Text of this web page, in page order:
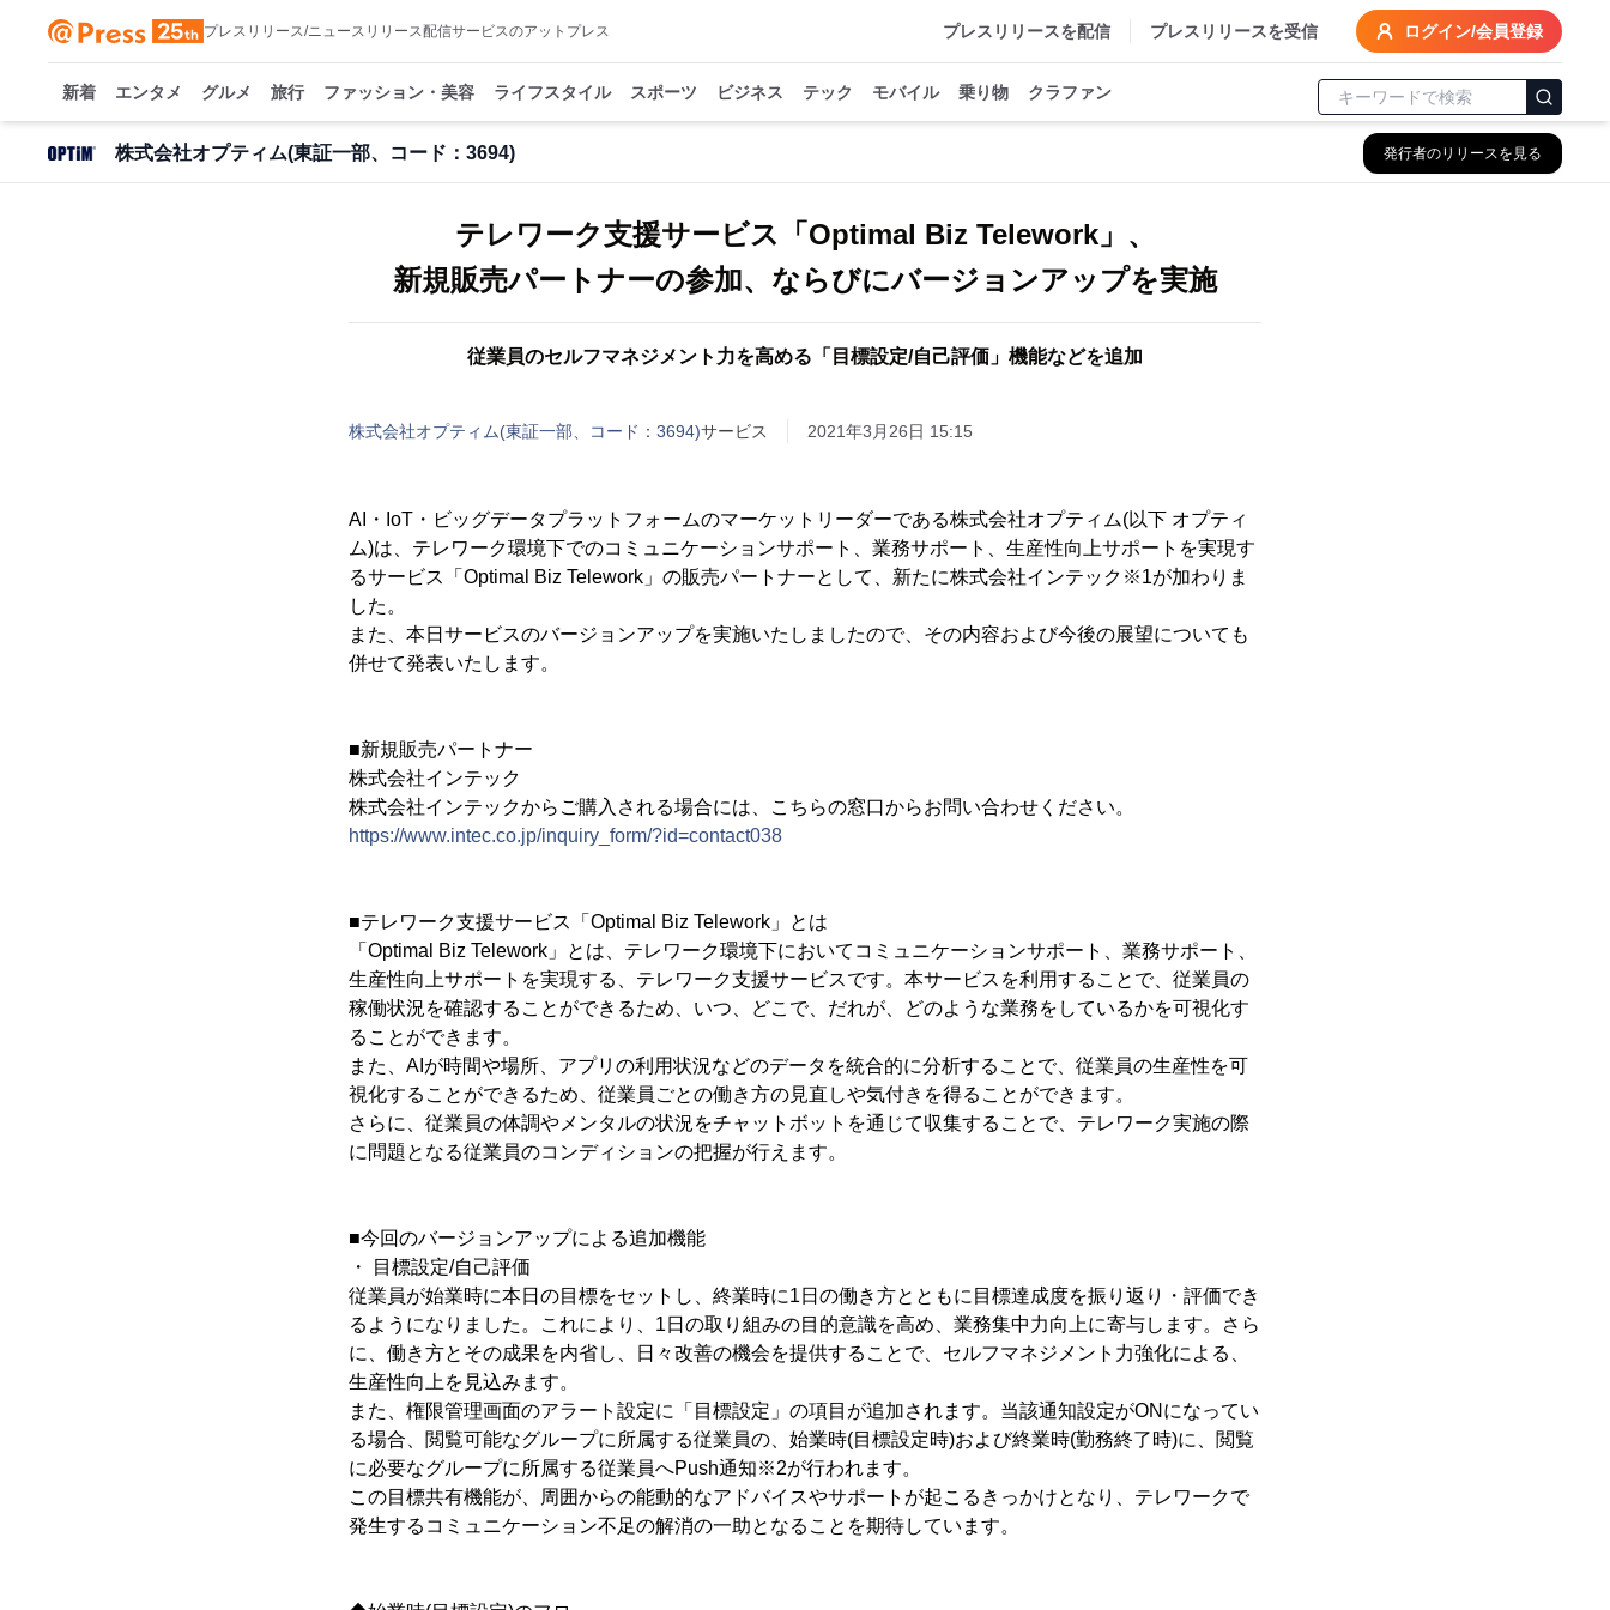
プレスリリース/ニュースリリース配信サービスのアットプレス プレスリリースを配信 プレスリリースを受信 ログイン/会員登録
新着 エンタメ グルメ 旅行 ファッション・美容 ライフスタイル スポーツ ビジネス テック モバイル 乗り物 クラファン
株式会社オプティム(東証一部、コード：3694) 発行者のリリースを見る
テレワーク支援サービス「Optimal Biz Telework」、
新規販売パートナーの参加、ならびにバージョンアップを実施
従業員のセルフマネジメント力を高める「目標設定/自己評価」機能などを追加
株式会社オプティム(東証一部、コード：3694)サービス 2021年3月26日 15:15
AI・IoT・ビッグデータプラットフォームのマーケットリーダーである株式会社オプティム(以下 オプティ
ム)は、テレワーク環境下でのコミュニケーションサポート、業務サポート、生産性向上サポートを実現す
るサービス「Optimal Biz Telework」の販売パートナーとして、新たに株式会社インテック※1が加わりま
した。
また、本日サービスのバージョンアップを実施いたしましたので、その内容および今後の展望についても
併せて発表いたします。
■新規販売パートナー
株式会社インテック
株式会社インテックからご購入される場合には、こちらの窓口からお問い合わせください。
https://www.intec.co.jp/inquiry_form/?id=contact038
■テレワーク支援サービス「Optimal Biz Telework」とは
「Optimal Biz Telework」とは、テレワーク環境下においてコミュニケーションサポート、業務サポート、
生産性向上サポートを実現する、テレワーク支援サービスです。本サービスを利用することで、従業員の
稼働状況を確認することができるため、いつ、どこで、だれが、どのような業務をしているかを可視化す
ることができます。
また、AIが時間や場所、アプリの利用状況などのデータを統合的に分析することで、従業員の生産性を可
視化することができるため、従業員ごとの働き方の見直しや気付きを得ることができます。
さらに、従業員の体調やメンタルの状況をチャットボットを通じて収集することで、テレワーク実施の際
に問題となる従業員のコンディションの把握が行えます。
■今回のバージョンアップによる追加機能
・ 目標設定/自己評価
従業員が始業時に本日の目標をセットし、終業時に1日の働き方とともに目標達成度を振り返り・評価でき
るようになりました。これにより、1日の取り組みの目的意識を高め、業務集中力向上に寄与します。さら
に、働き方とその成果を内省し、日々改善の機会を提供することで、セルフマネジメント力強化による、
生産性向上を見込みます。
また、権限管理画面のアラート設定に「目標設定」の項目が追加されます。当該通知設定がONになってい
る場合、閲覧可能なグループに所属する従業員の、始業時(目標設定時)および終業時(勤務終了時)に、閲覧
に必要なグループに所属する従業員へPush通知※2が行われます。
この目標共有機能が、周囲からの能動的なアドバイスやサポートが起こるきっかけとなり、テレワークで
発生するコミュニケーション不足の解消の一助となることを期待しています。